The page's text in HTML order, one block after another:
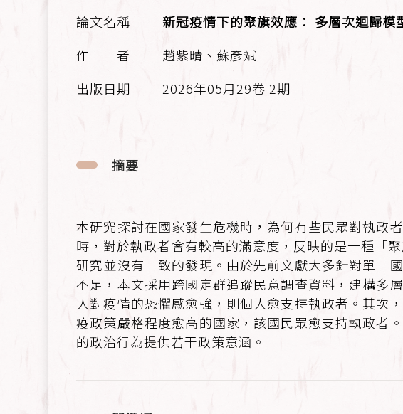
新冠疫情下的聚旗效應： 多層次迴歸模
趙紫晴、蘇彥斌
2026年05月29卷 2期
摘要
本研究探討在國家發生危機時，為何有些民眾對執政
時，對於執政者會有較高的滿意度，反映的是一種「
研究並沒有一致的發現。由於先前文獻大多針對單一
不足，本文採用跨國定群追蹤民意調查資料，建構多
人對疫情的恐懼感愈強，則個人愈支持執政者。其次
疫政策嚴格程度愈高的國家，該國民眾愈支持執政者
的政治行為提供若干政策意涵。